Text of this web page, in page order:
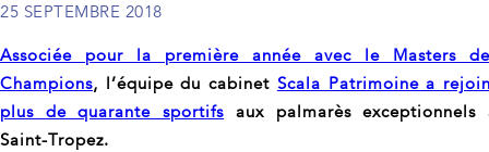
25 SEPTEMBRE 2018
Associée pour la première année avec le Masters
Champions, l’équipe du cabinet Scala Patrimoine a
plus de quarante sportifs aux palmarès exceptionnels
Saint-Tropez.